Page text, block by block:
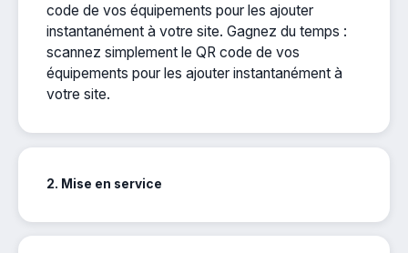
code de vos équipements pour les ajouter
instantanément à votre site. Gagnez du temps :
scannez simplement le QR code de vos
équipements pour les ajouter instantanément à
votre site.
2. Mise en service